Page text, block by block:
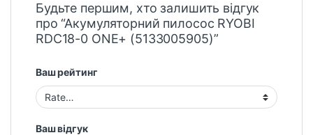
Будьте першим, хто залишить відгук
про “Акумуляторний пилосос RYOBI
RDC18-0 ONE+ (5133005905)”
Ваш рейтинг
Ваш відгук